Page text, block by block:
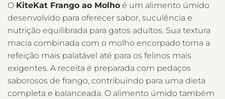
O KiteKat Frango ao Molho é um alimento úmido
desenvolvido para oferecer sabor, suculência e
nutrição equilibrada para gatos adultos. Sua textura
macia combinada com o molho encorpado torna a
refeição mais palatável até para os felinos mais
exigentes. A receita é preparada com pedaços
saborosos de frango, contribuindo para uma dieta
completa e balanceada. O alimento úmido também